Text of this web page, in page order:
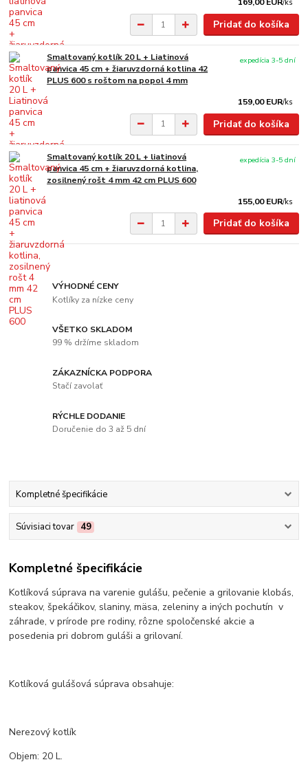
169,00 EUR/ks
Pridať do košíka
Smaltovaný kotlík 20 L + Liatinová
panvica 45 cm + žiaruvzdorná kotlina 42
PLUS 600 s roštom na popol 4 mm
159,00 EUR/ks
expedícia 3-5 dní
Pridať do košíka
Smaltovaný kotlík 20 L + liatinová
panvica 45 cm + žiaruvzdorná kotlina,
zosilnený rošt 4 mm 42 cm PLUS 600
155,00 EUR/ks
expedícia 3-5 dní
Pridať do košíka
VÝHODNÉ CENY
Kotlíky za nízke ceny
VŠETKO SKLADOM
99 % držíme skladom
ZÁKAZNÍCKA PODPORA
Stačí zavolať
RÝCHLE DODANIE
Doručenie do 3 až 5 dní
Kompletné špecifikácie
Súvisiaci tovar 49
Kompletné špecifikácie
Kotlíková súprava na varenie gulášu, pečenie a grilovanie klobás,
steakov, špekáčikov, slaniny, mäsa, zeleniny a iných pochutín v
záhrade, v prírode pre rodiny, rôzne spoločenské akcie a
posedenia pri dobrom guláši a grilovaní.
Kotlíková gulášová súprava obsahuje:
Nerezový kotlík
Objem: 20 L.